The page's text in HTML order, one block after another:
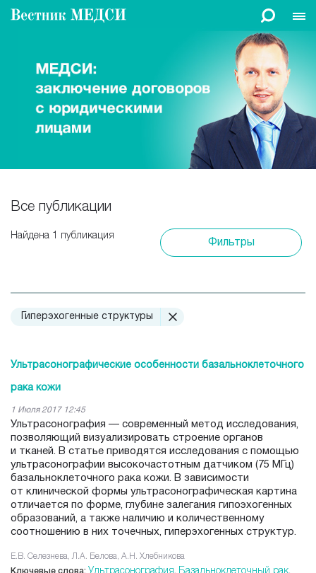
Все публикации
Найдена 1 публикация
Фильтры
Гиперэхогенные структуры
Ультрасонографические особенности базальноклеточного
рака кожи
1 Июля 2017 12:45
Ультрасонография — современный метод исследования,
позволяющий визуализировать строение органов
и тканей. В статье приводятся исследования с помощью
ультрасонографии высокочастотным датчиком (75 МГц)
базальноклеточного рака кожи. В зависимости
от клинической формы ультрасонографическая картина
отличается по форме, глубине залегания гипоэхогенных
образований, а также наличию и количественному
соотношению в них точечных, гиперэхогенных структур.
Е.В. Селезнева, Л.А. Белова, А.Н. Хлебникова
Ключевые слова: Ультрасонография, Базальноклеточный рак,